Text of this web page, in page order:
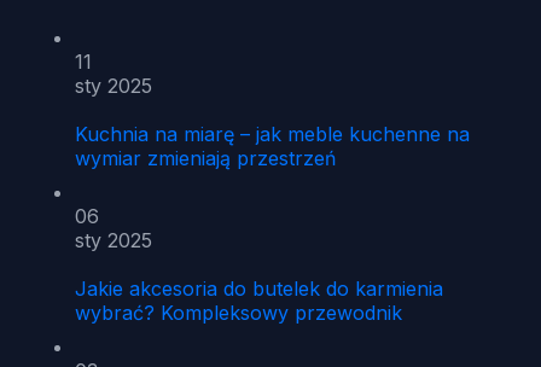
11
sty 2025
Kuchnia na miarę – jak meble kuchenne na
wymiar zmieniają przestrzeń
06
sty 2025
Jakie akcesoria do butelek do karmienia
wybrać? Kompleksowy przewodnik